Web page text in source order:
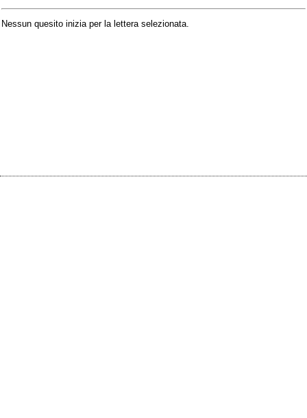
Nessun quesito inizia per la lettera selezionata.